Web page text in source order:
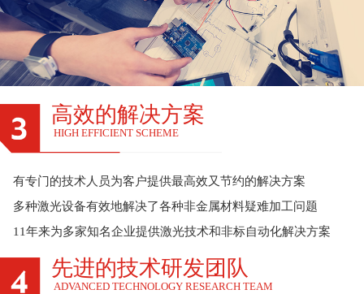
高效的解决方案
HIGH EFFICIENT SCHEME
有专门的技术人员为客户提供最高效又节约的解决方案
多种激光设备有效地解决了各种非金属材料疑难加工问题
11年来为多家知名企业提供激光技术和非标自动化解决方案
先进的技术研发团队
ADVANCED TECHNOLOGY RESEARCH TEAM